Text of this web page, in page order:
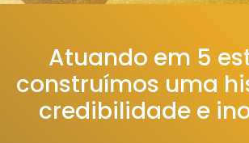
Atuando em 5
construímos uma
credibilidade e